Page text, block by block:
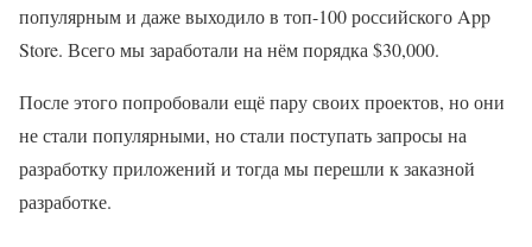
популярным и даже выходило в топ-100 российского App
Store. Всего мы заработали на нём порядка $30,000.
После этого попробовали ещё пару своих проектов, но они
не стали популярными, но стали поступать запросы на
разработку приложений и тогда мы перешли к заказной
разработке.